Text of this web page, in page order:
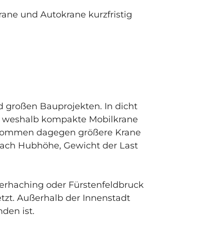
und Autokrane kurzfristig
großen Bauprojekten. In dicht
kompakte Mobilkrane
dagegen größere Krane
Hubhöhe, Gewicht der Last
oder Fürstenfeldbruck
Außerhalb der Innenstadt
ist.